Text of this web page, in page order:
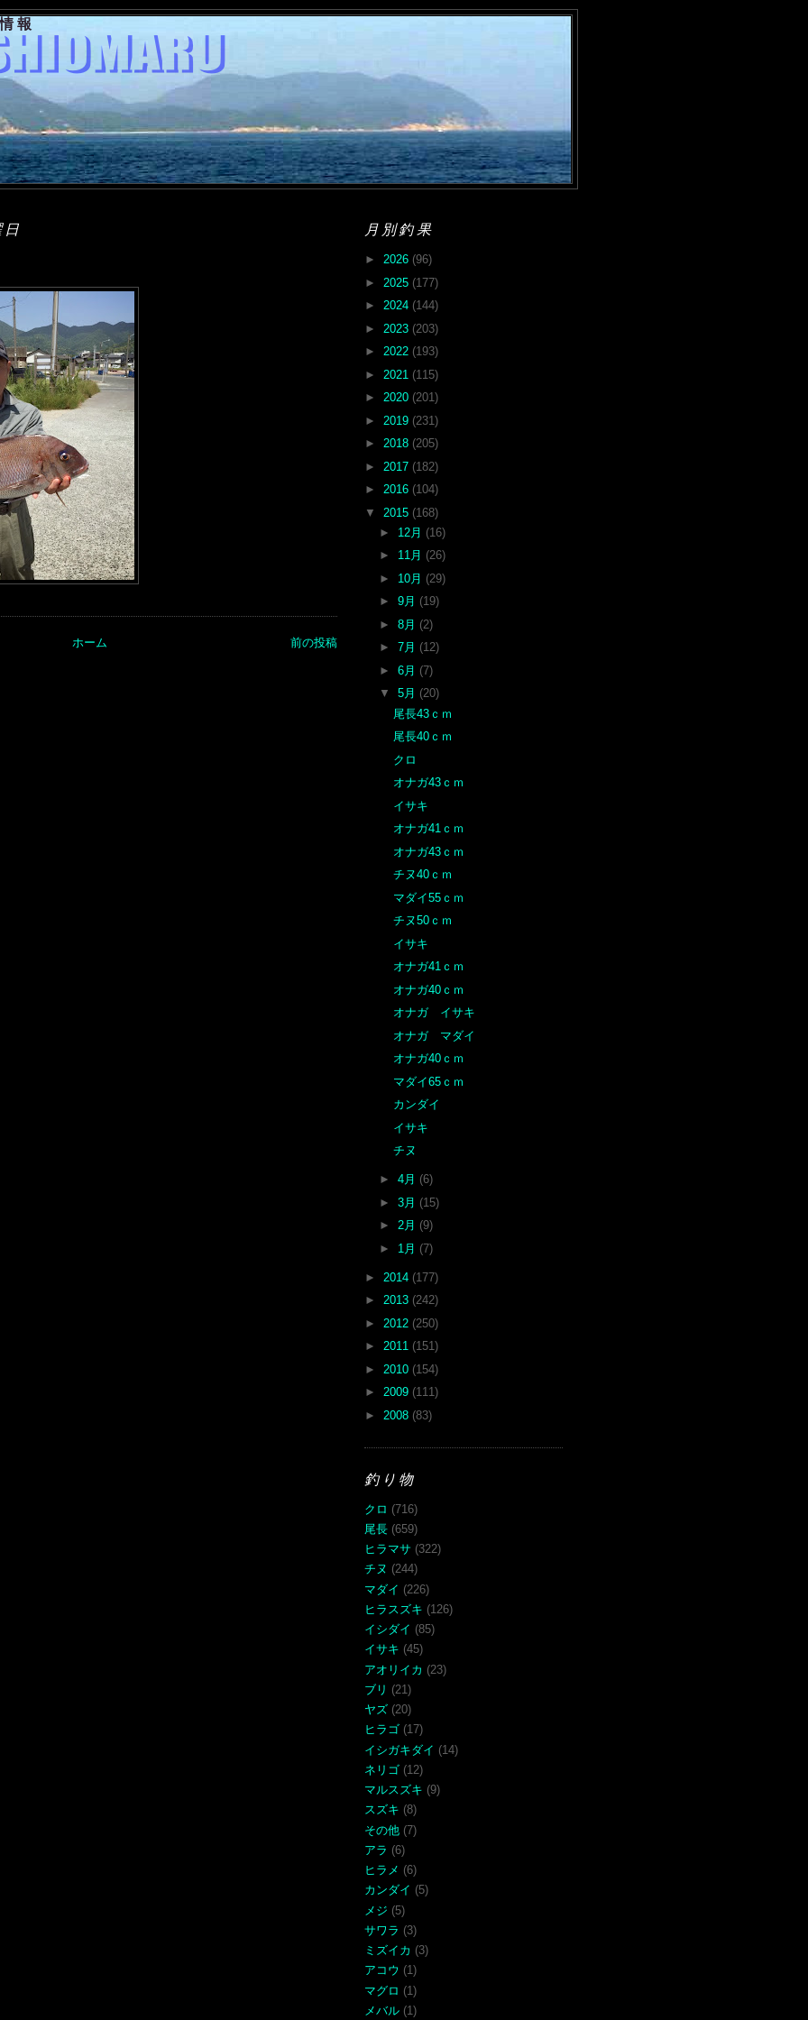
報
前の投稿
ホーム
月別釣果
► 2026 (96)
► 2025 (177)
► 2024 (144)
► 2023 (203)
► 2022 (193)
► 2021 (115)
► 2020 (201)
► 2019 (231)
► 2018 (205)
► 2017 (182)
► 2016 (104)
▼ 2015 (168)
► 12月 (16)
► 11月 (26)
► 10月 (29)
► 9月 (19)
► 8月 (2)
► 7月 (12)
► 6月 (7)
▼ 5月 (20)
尾長43ｃｍ
尾長40ｃｍ
クロ
オナガ43ｃｍ
イサキ
オナガ41ｃｍ
オナガ43ｃｍ
チヌ40ｃｍ
マダイ55ｃｍ
チヌ50ｃｍ
イサキ
オナガ41ｃｍ
オナガ40ｃｍ
オナガ イサキ
オナガ マダイ
オナガ40ｃｍ
マダイ65ｃｍ
カンダイ
イサキ
チヌ
► 4月 (6)
► 3月 (15)
► 2月 (9)
► 1月 (7)
► 2014 (177)
► 2013 (242)
► 2012 (250)
► 2011 (151)
► 2010 (154)
► 2009 (111)
► 2008 (83)
釣り物
クロ (716)
尾長 (659)
ヒラマサ (322)
チヌ (244)
マダイ (226)
ヒラスズキ (126)
イシダイ (85)
イサキ (45)
アオリイカ (23)
ブリ (21)
ヤズ (20)
ヒラゴ (17)
イシガキダイ (14)
ネリゴ (12)
マルスズキ (9)
スズキ (8)
その他 (7)
アラ (6)
ヒラメ (6)
カンダイ (5)
メジ (5)
サワラ (3)
ミズイカ (3)
アコウ (1)
マグロ (1)
メバル (1)